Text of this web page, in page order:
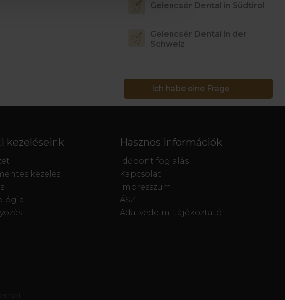
Gelencsér Dental in Südtirol
Gelencsér Dental in der
Schweiz
Ich habe eine Frage
kezeléseink
kezelés
Hasznos információk
Időpont foglalás
Kapcsolat
Impresszum
ÁSZF
Adatvédelmi tájékoztató